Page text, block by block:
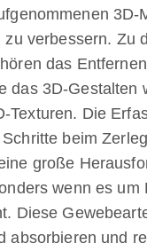
3D-
zu verbessern. Zu
das
das 3D-Gestalten
Texturen. Die
beim
große
wenn es um
Diese
absorbieren und